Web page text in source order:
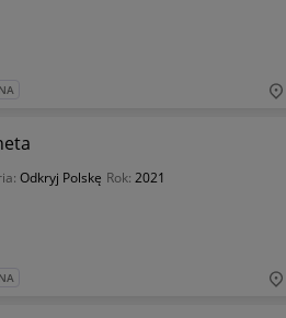
Odkryj Polskę Rok: 2021